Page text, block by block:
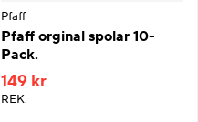
Pfaff
Pfaff orginal spolar 10-
Pack.
149 kr
REK.